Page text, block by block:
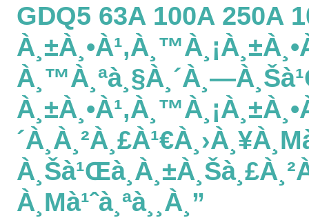
GDQ5 63A 100A 250A
À¸µà¹ˆà¸ªà¸¸à¸”